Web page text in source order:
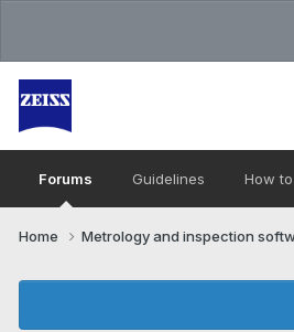
Forums Guidelines How to
Home Metrology and inspection